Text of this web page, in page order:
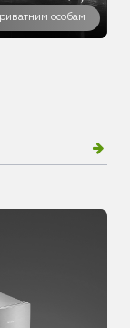
особам